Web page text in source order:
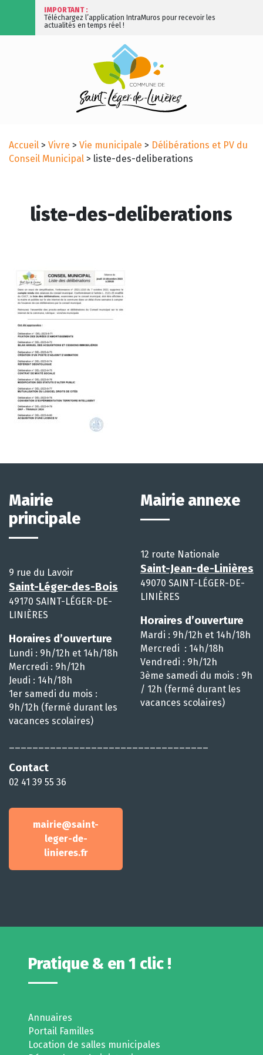
IMPORTANT :
Téléchargez l’application IntraMuros pour recevoir les
actualités en temps réel !
Accueil > Vivre > Vie municipale > Délibérations et PV du
Conseil Municipal > liste-des-deliberations
liste-des-deliberations
Mairie
principale
9 rue du Lavoir
Saint-Léger-des-Bois
49170 SAINT-LÉGER-DE-
LINIÈRES
Horaires d’ouverture
Lundi : 9h/12h et 14h/18h
Mercredi : 9h/12h
Jeudi : 14h/18h
1er samedi du mois :
9h/12h (fermé durant les
vacances scolaires)
Contact
02 41 39 55 36
mairie@saint-
leger-de-
linieres.fr
Mairie annexe
12 route Nationale
Saint-Jean-de-Linières
49070 SAINT-LÉGER-DE-
LINIÈRES
Horaires d’ouverture
Mardi : 9h/12h et 14h/18h
Mercredi : 14h/18h
Vendredi : 9h/12h
3ème samedi du mois : 9h
/ 12h (fermé durant les
vacances scolaires)
Pratique & en 1 clic !
Annuaires
Portail Familles
Location de salles municipales